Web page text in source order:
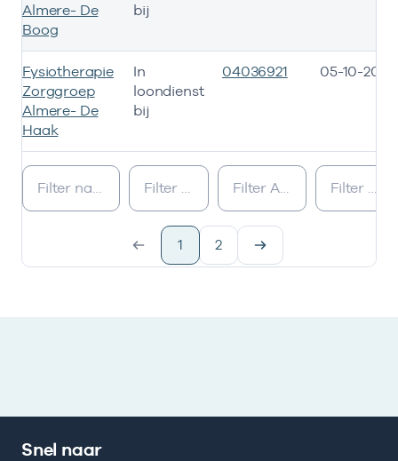
Ik heb een arbeidsrelatie met
Almere- De
Boog
bij
Fysiotherapie
Zorggroep
Almere- De
Haak
In
loondienst
bij
04036921 05-10-2015
1 2
Snel naar